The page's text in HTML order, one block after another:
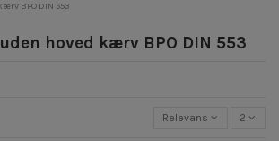
BPO DIN 553
hoved kærv BPO DIN 553
Relevans 2